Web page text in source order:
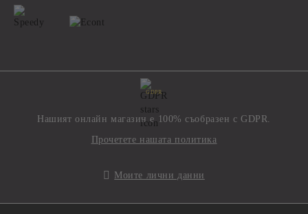
GDPR
Нашият онлайн магазин е 100% съобразен с GDPR.
Прочетете нашата политика
Моите лични данни